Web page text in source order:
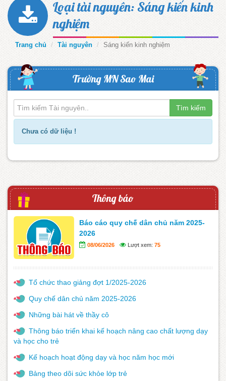
Loại tài nguyên: Sáng kiến kinh
nghiệm
Trang chủ Tài nguyên Sáng kiến kinh nghiệm
Trường MN Sao Mai
Tìm kiếm
Chưa có dữ liệu !
Thông báo
Báo cáo quy chế dân chủ năm 2025-
2026
08/06/2026 Lượt xem: 75
Tổ chức thao giảng đợt 1/2025-2026
Quy chế dân chủ năm 2025-2026
Những bài hát về thầy cô
Thông báo triển khai kế hoạch nâng cao chất lượng dạy
và học cho trẻ
Kế hoạch hoạt động dạy và học năm học mới
Bảng theo dõi sức khỏe lớp trẻ